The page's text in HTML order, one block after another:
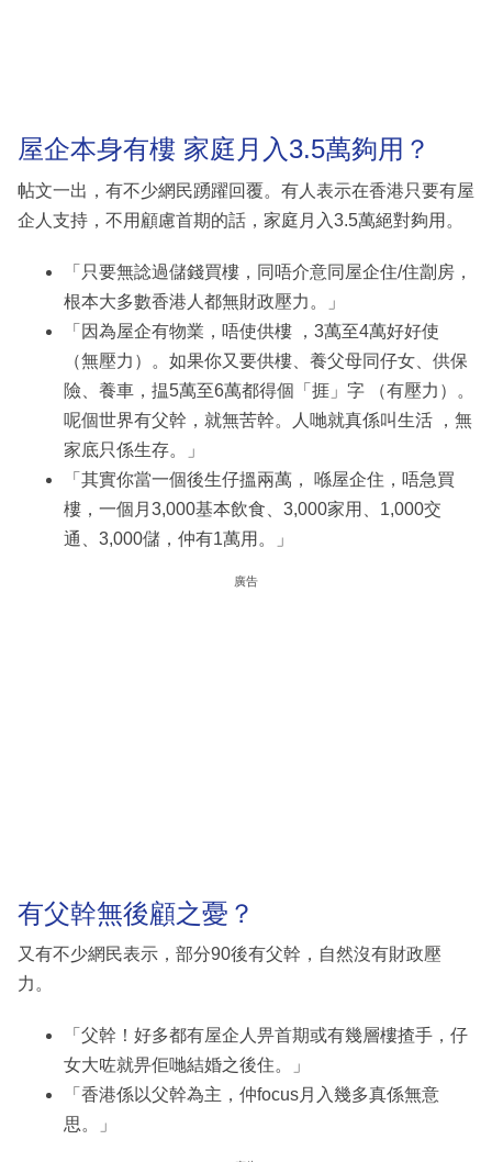
屋企本身有樓 家庭月入3.5萬夠用？
帖文一出，有不少網民踴躍回覆。有人表示在香港只要有屋
企人支持，不用顧慮首期的話，家庭月入3.5萬絕對夠用。
「只要無諗過儲錢買樓，同唔介意同屋企住/住劏房，
根本大多數香港人都無財政壓力。」
「因為屋企有物業，唔使供樓 ，3萬至4萬好好使
（無壓力）。如果你又要供樓、養父母同仔女、供保
險、養車，揾5萬至6萬都得個「捱」字 （有壓力）。
呢個世界有父幹，就無苦幹。人哋就真係叫生活 ，無
家底只係生存。」
「其實你當一個後生仔搵兩萬， 喺屋企住，唔急買
樓，一個月3,000基本飲食、3,000家用、1,000交
通、3,000儲，仲有1萬用。」
廣告
有父幹無後顧之憂？
又有不少網民表示，部分90後有父幹，自然沒有財政壓
力。
「父幹！好多都有屋企人畀首期或有幾層樓揸手，仔
女大咗就畀佢哋結婚之後住。」
「香港係以父幹為主，仲focus月入幾多真係無意
思。」